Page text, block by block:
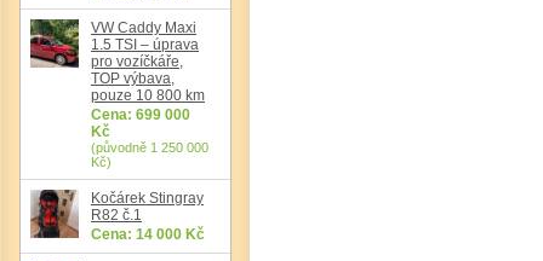
VW Caddy Maxi
1.5 TSI – úprava
pro vozíčkáře,
TOP výbava,
pouze 10 800 km
Cena: 699 000
Kč
(původně 1 250 000
Kč)
Kočárek Stingray
R82 č.1
Cena: 14 000 Kč